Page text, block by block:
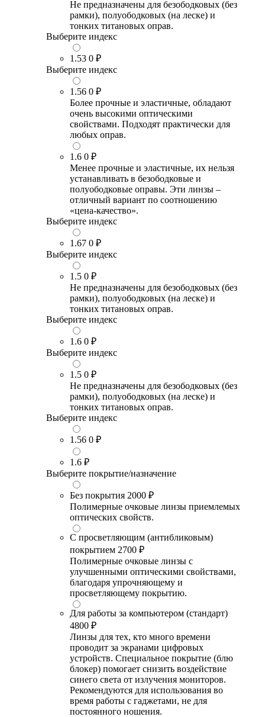
Не предназначены для безободковых (без
рамки), полуободковых (на леске) и
тонких титановых оправ.
Выберите индекс
1.53 0 ₽
Выберите индекс
1.56 0 ₽
Более прочные и эластичные, обладают
очень высокими оптическими
свойствами. Подходят практически для
любых оправ.
1.6 0 ₽
Менее прочные и эластичные, их нельзя
устанавливать в безободковые и
полуободковые оправы. Эти линзы –
отличный вариант по соотношению
«цена-качество».
Выберите индекс
1.67 0 ₽
Выберите индекс
1.5 0 ₽
Не предназначены для безободковых (без
рамки), полуободковых (на леске) и
тонких титановых оправ.
Выберите индекс
1.6 0 ₽
Выберите индекс
1.5 0 ₽
Не предназначены для безободковых (без
рамки), полуободковых (на леске) и
тонких титановых оправ.
Выберите индекс
1.56 0 ₽
1.6 ₽
Выберите покрытие/назначение
Без покрытия 2000 ₽
Полимерные очковые линзы приемлемых
оптических свойств.
С просветляющим (антибликовым)
покрытием 2700 ₽
Полимерные очковые линзы с
улучшенными оптическими свойствами,
благодаря упрочняющему и
просветляющему покрытию.
Для работы за компьютером (стандарт)
4800 ₽
Линзы для тех, кто много времени
проводит за экранами цифровых
устройств. Специальное покрытие (блю
блокер) помогает снизить воздействие
синего света от излучения мониторов.
Рекомендуются для использования во
время работы с гаджетами, не для
постоянного ношения.